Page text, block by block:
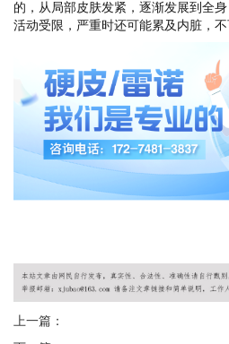
的，从局部皮肤发紧，逐渐发展到全
活动受限，严重时还可能累及内脏，不
上一篇：